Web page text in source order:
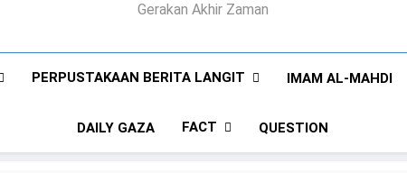
Gerakan Akhir Zaman
PERPUSTAKAAN BERITA LANGIT IMAM AL-MAHDI
DAILY GAZA FACT QUESTION